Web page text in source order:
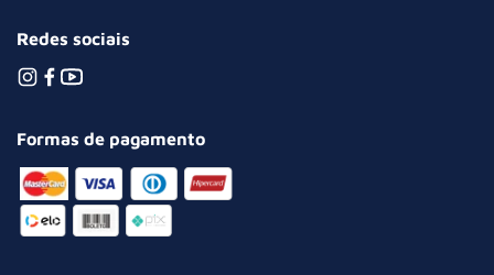
Redes sociais
Formas de pagamento